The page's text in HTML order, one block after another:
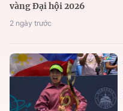
vàng Đại hội 2026
2 ngày trước